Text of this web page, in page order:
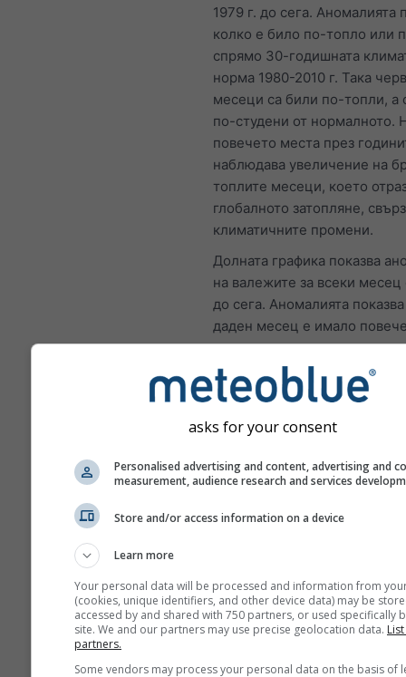
1979 г. до сега. Аномалията
колко е било по-топло или
спрямо 30-годишната
норма 1980-2010 г. Така
месеци са били по-топли, а
по-студени от нормалното.
повечето места през
наблюдава увеличение на
топлите месеци, което
глобалното затопляне,
климатичните промени.
Долната графика показва
на валежите за всеки месец
до сега. Аномалията
даден месец е имало
малко валежи в сравнение
годишната климатична
2010 г. Зелените месеци са
нормалното.
Климатични промени –
месеци
Месец
asks for your consent
Personalised advertising and content, advertising and
measurement, audience research and services
Store and/or access information on a device
Learn more
Your personal data will be processed and information from
(cookies, unique identifiers, and other device data) may be
accessed by and shared with 750 partners, or used specifically
site. We and our partners may use precise geolocation data.
partners.
Some vendors may process your personal data on the basis of